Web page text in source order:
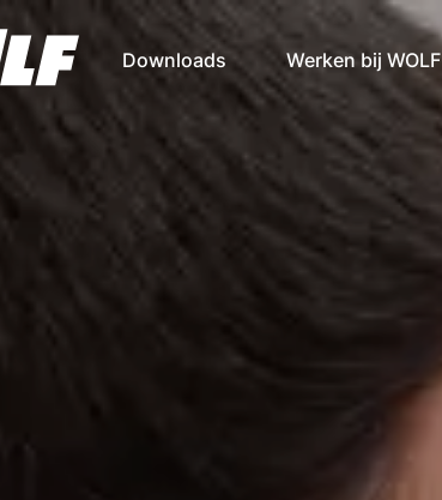
Downloads Werken bij WOLF